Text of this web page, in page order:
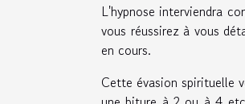
L'hypnose interviendra
vous réussirez à vous
en cours.
Cette évasion spirituelle